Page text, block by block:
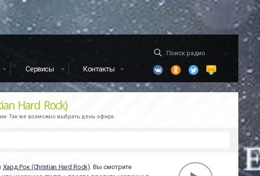
Сервисы Контакты
Hard Rock)
Так же возможно выбрать день эфира.
Хард Рок (Christian Hard Rock) . Вы смотрите